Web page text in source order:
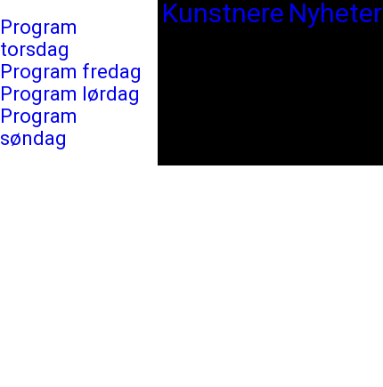
Program
torsdag
Program fredag
Program lørdag
Program
søndag
Kunstnere Nyheter